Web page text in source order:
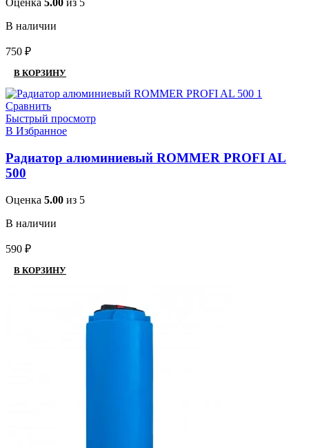
Оценка 5.00 из 5
В наличии
750 ₽
В КОРЗИНУ
Сравнить
Быстрый просмотр
В Избранное
Радиатор алюминиевый ROMMER PROFI AL
500
Оценка 5.00 из 5
В наличии
590 ₽
В КОРЗИНУ